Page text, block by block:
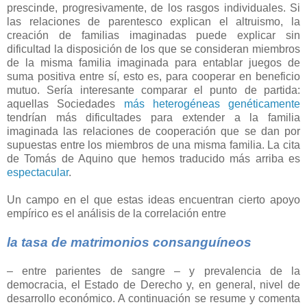
prescinde, progresivamente, de los rasgos individuales. Si
las relaciones de parentesco explican el altruismo, la
creación de familias imaginadas puede explicar sin
dificultad la disposición de los que se consideran miembros
de la misma familia imaginada para entablar juegos de
suma positiva entre sí, esto es, para cooperar en beneficio
mutuo. Sería interesante comparar el punto de partida:
aquellas Sociedades más heterogéneas genéticamente
tendrían más dificultades para extender a la familia
imaginada las relaciones de cooperación que se dan por
supuestas entre los miembros de una misma familia. La cita
de Tomás de Aquino que hemos traducido más arriba es
espectacular.
Un campo en el que estas ideas encuentran cierto apoyo
empírico es el análisis de la correlación entre
la tasa de matrimonios consanguíneos
– entre parientes de sangre – y prevalencia de la
democracia, el Estado de Derecho y, en general, nivel de
desarrollo económico. A continuación se resume y comenta